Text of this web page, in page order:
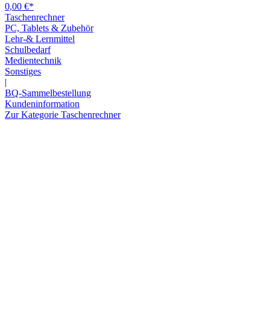
0,00 €*
Taschenrechner
PC, Tablets & Zubehör
Lehr-& Lernmittel
Schulbedarf
Medientechnik
Sonstiges
|
BQ-Sammelbestellung
Kundeninformation
Zur Kategorie Taschenrechner